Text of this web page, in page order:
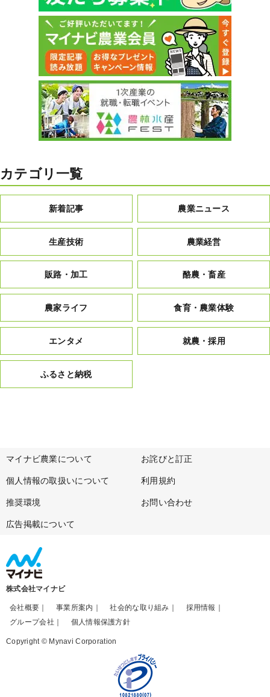
カテゴリ一覧
新着記事 農業ニュース
生産技術 農業経営
販路・加工 酪農・畜産
農家ライフ 食育・農業体験
エンタメ 就農・採用
ふるさと納税
マイナビ農業について お詫びと訂正
個人情報の取扱いについて 利用規約
推奨環境 お問い合わせ
広告掲載について
株式会社マイナビ
会社概要 事業所案内 社会的な取り組み
採用情報
グループ会社
個人情報保護方針
Copyright © Mynavi Corporation